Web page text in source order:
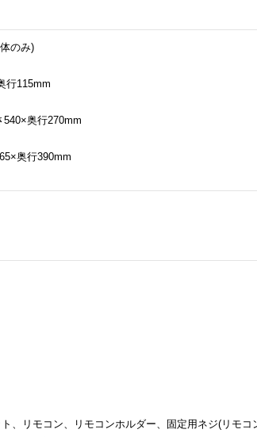
のみ)
行115mm
奥行270mm
奥行390mm
、リモコン、リモコンホルダー、固定用ネジ(リモ